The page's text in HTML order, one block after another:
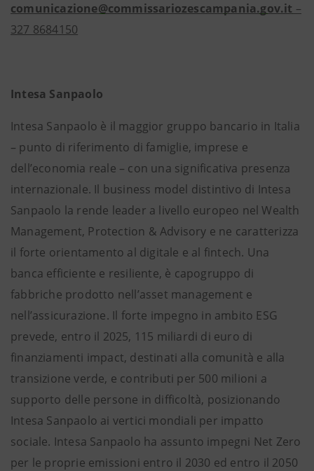
comunicazione@commissariozescampania.gov.it –
327 8684150
Intesa Sanpaolo
Intesa Sanpaolo è il maggior gruppo bancario in Italia
– punto di riferimento di famiglie, imprese e
dell’economia reale – con una significativa presenza
internazionale. Il business model distintivo di Intesa
Sanpaolo la rende leader a livello europeo nel Wealth
Management, Protection & Advisory e ne caratterizza
il forte orientamento al digitale e al fintech. Una
banca efficiente e resiliente, è capogruppo di
fabbriche prodotto nell’asset management e
nell’assicurazione. Il forte impegno in ambito ESG
prevede, entro il 2025, 115 miliardi di euro di
finanziamenti impact, destinati alla comunità e alla
transizione verde, e contributi per 500 milioni a
supporto delle persone in difficoltà, posizionando
Intesa Sanpaolo ai vertici mondiali per impatto
sociale. Intesa Sanpaolo ha assunto impegni Net Zero
per le proprie emissioni entro il 2030 ed entro il 2050